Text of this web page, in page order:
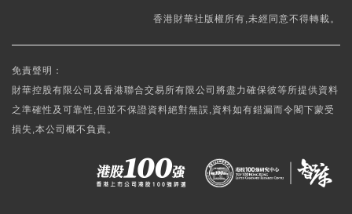
香港財華社版權所有,未經同意不得轉載。
免責聲明：
財華控股有限公司及香港聯合交易所有限公司將盡力確保彼等所提供資料
之準確性及可靠性,但並不保證資料絕對無誤,資料如有錯漏而令閣下蒙受
損失,本公司概不負責。